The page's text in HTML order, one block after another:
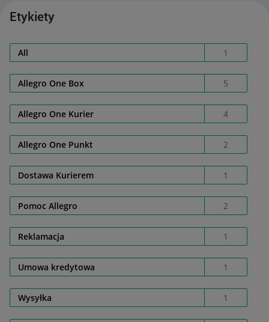
Etykiety
All 1
Allegro One Box 5
Allegro One Kurier 4
Allegro One Punkt 2
Dostawa Kurierem 1
Pomoc Allegro 2
Reklamacja 1
Umowa kredytowa 1
Wysyłka 1